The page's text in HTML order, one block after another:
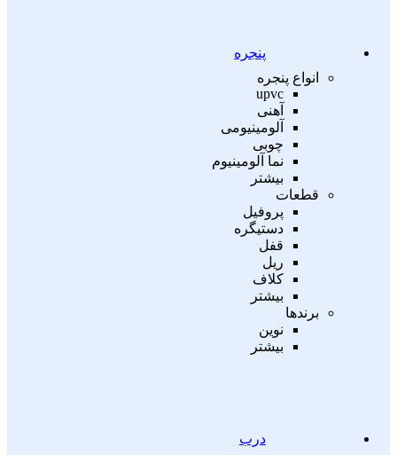
پنجره
انواع پنجره
upvc
آهنی
آلومینیومی
چوبی
نما آلومینیوم
بیشتر
قطعات
پروفیل
دستیگره
قفل
ریل
کلاف
بیشتر
برندها
نوین
بیشتر
درب